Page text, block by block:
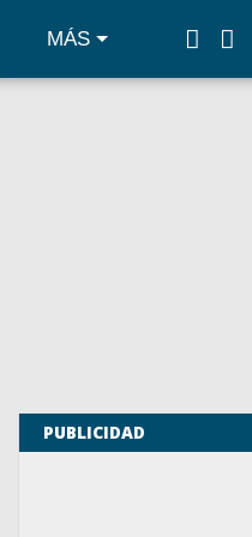
MÁS
PUBLICIDAD